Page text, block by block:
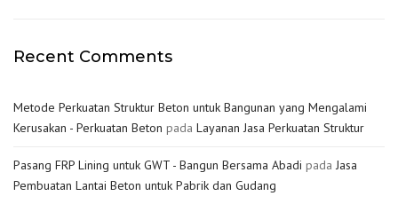
Recent Comments
Metode Perkuatan Struktur Beton untuk Bangunan yang Mengalami
Kerusakan - Perkuatan Beton pada Layanan Jasa Perkuatan Struktur
Pasang FRP Lining untuk GWT - Bangun Bersama Abadi pada Jasa
Pembuatan Lantai Beton untuk Pabrik dan Gudang